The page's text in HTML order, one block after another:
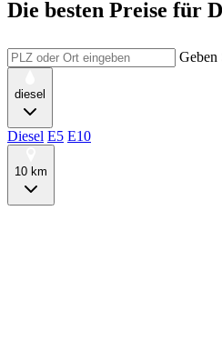
Die besten Preise für
Geben
diesel
Diesel E5 E10
10 km